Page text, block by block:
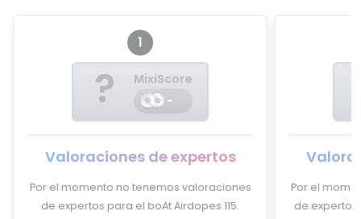
1
?
MixiScore
-
Valoraciones de expertos
Por el momento no tenemos valoraciones
de expertos para el boAt Airdopes 115.
Por el
de expertos